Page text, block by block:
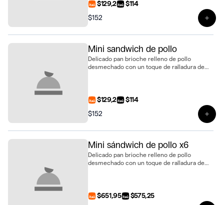
$129,2
$114
$152
Mini sandwich de pollo
Delicado pan brioche relleno de pollo
desmechado con un toque de ralladura de
$129,2
$114
$152
Mini sándwich de pollo x6
Delicado pan brioche relleno de pollo
desmechado con un toque de ralladura de
de 6 unidades
$651,95
$575,25